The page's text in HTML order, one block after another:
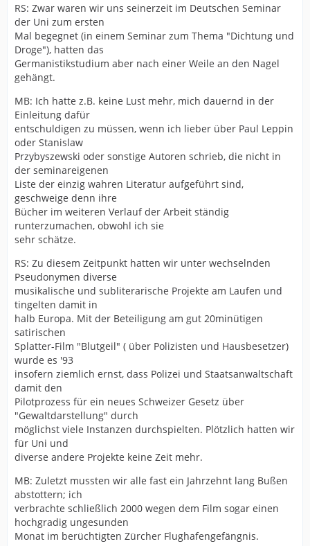
RS: Zwar waren wir uns seinerzeit im Deutschen Seminar
der Uni zum ersten
Mal begegnet (in einem Seminar zum Thema "Dichtung und
Droge"), hatten das
Germanistikstudium aber nach einer Weile an den Nagel
gehängt.
MB: Ich hatte z.B. keine Lust mehr, mich dauernd in der
Einleitung dafür
entschuldigen zu müssen, wenn ich lieber über Paul Leppin
oder Stanislaw
Przybyszewski oder sonstige Autoren schrieb, die nicht in
der seminareigenen
Liste der einzig wahren Literatur aufgeführt sind,
geschweige denn ihre
Bücher im weiteren Verlauf der Arbeit ständig
runterzumachen, obwohl ich sie
sehr schätze.
RS: Zu diesem Zeitpunkt hatten wir unter wechselnden
Pseudonymen diverse
musikalische und subliterarische Projekte am Laufen und
tingelten damit in
halb Europa. Mit der Beteiligung am gut 20minütigen
satirischen
Splatter-Film "Blutgeil" ( über Polizisten und Hausbesetzer)
wurde es '93
insofern ziemlich ernst, dass Polizei und Staatsanwaltschaft
damit den
Pilotprozess für ein neues Schweizer Gesetz über
"Gewaltdarstellung" durch
möglichst viele Instanzen durchspielten. Plötzlich hatten wir
für Uni und
diverse andere Projekte keine Zeit mehr.
MB: Zuletzt mussten wir alle fast ein Jahrzehnt lang Bußen
abstottern; ich
verbrachte schließlich 2000 wegen dem Film sogar einen
hochgradig ungesunden
Monat im berüchtigten Zürcher Flughafengefängnis.